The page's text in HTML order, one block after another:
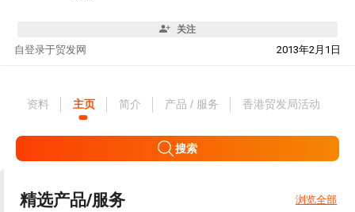
关注
自 2013年2月1日
登录于贸发网
资料 主页 简介 产品 / 服务 香港贸发局活动
搜索
精选产品/服务 浏览全部